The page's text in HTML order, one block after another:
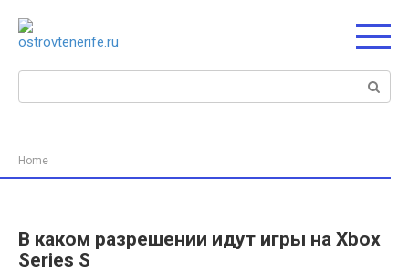
контенту
Поиск:
Home
В каком разрешении идут игры на Xbox
Series S